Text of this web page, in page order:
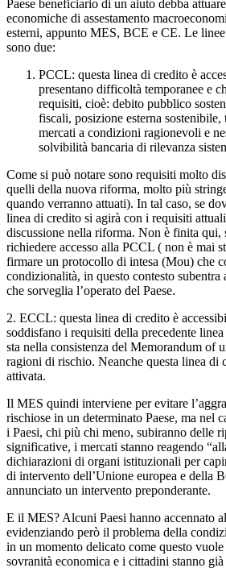
Paese beneficiario di un aiuto debba
economiche di assestamento
esterni, appunto MES, BCE e CE. Le
sono due:
PCCL: questa linea di credito è
presentano difficoltà temporanee e
requisiti, cioè: debito pubblico
fiscali, posizione esterna sostenibile,
mercati a condizioni ragionevoli e
solvibilità bancaria di rilevanza
Come si può notare sono requisiti molto
quelli della nuova riforma, molto più
quando verranno attuati). In tal caso, se
linea di credito si agirà con i requisiti
discussione nella riforma. Non è finita qui,
richiedere accesso alla PCCL ( non è mai
firmare un protocollo di intesa (Mou) che
condizionalità, in questo contesto subentra
che sorveglia l’operato del Paese.
2. ECCL: questa linea di credito è
soddisfano i requisiti della precedente
sta nella consistenza del Memorandum of
ragioni di rischio. Neanche questa linea di
attivata.
Il MES quindi interviene per evitare
rischiose in un determinato Paese, ma nel
i Paesi, chi più chi meno, subiranno delle
significative, i mercati stanno reagendo
dichiarazioni di organi istituzionali per
di intervento dell’Unione europea e della
annunciato un intervento preponderante.
E il MES? Alcuni Paesi hanno accennato
evidenziando però il problema della
in un momento delicato come questo
sovranità economica e i cittadini stanno